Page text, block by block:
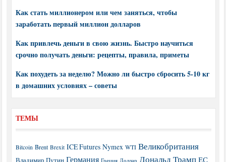
Как стать миллионером или чем заняться, чтобы
заработать первый миллион долларов
Как привлечь деньги в свою жизнь. Быстро научиться
срочно получать деньги: рецепты, правила, приметы
Как похудеть за неделю? Можно ли быстро сбросить 5-10 кг
в домашних условиях – советы
ТЕМЫ
Bitcoin Brent Brexit ICE Futures Nymex WTI Великобритания
Владимир Путин Германия Греция Доллар Дональд Трамп ЕС